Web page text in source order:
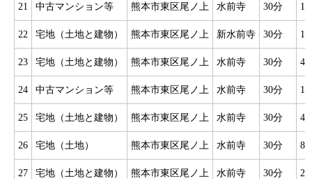
21 中古マンション等 熊本市東区尾ノ上 水前寺 30分
22 宅地（土地と建物） 熊本市東区尾ノ上 新水前寺 30分
23 宅地（土地と建物） 熊本市東区尾ノ上 水前寺 30分
24 中古マンション等 熊本市東区尾ノ上 水前寺 30分
25 宅地（土地と建物） 熊本市東区尾ノ上 水前寺 30分
26 宅地（土地） 熊本市東区尾ノ上 水前寺 30分
27 宅地（土地と建物） 熊本市東区尾ノ上 水前寺 30分